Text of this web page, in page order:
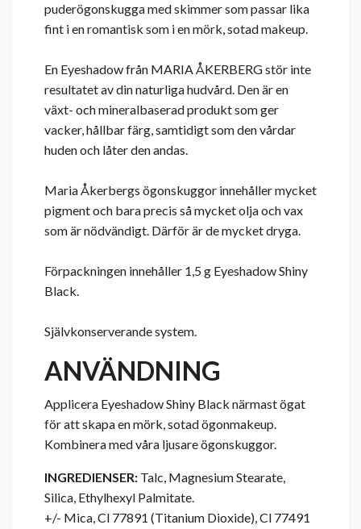
puderögonskugga med skimmer som passar lika
fint i en romantisk som i en mörk, sotad makeup.
En Eyeshadow från MARIA ÅKERBERG stör inte
resultatet av din naturliga hudvård. Den är en
växt- och mineralbaserad produkt som ger
vacker, hållbar färg, samtidigt som den vårdar
huden och låter den andas.
Maria Åkerbergs ögonskuggor innehåller mycket
pigment och bara precis så mycket olja och vax
som är nödvändigt. Därför är de mycket dryga.
Förpackningen innehåller 1,5 g Eyeshadow Shiny
Black.
Självkonserverande system.
ANVÄNDNING
Applicera Eyeshadow Shiny Black närmast ögat
för att skapa en mörk, sotad ögonmakeup.
Kombinera med våra ljusare ögonskuggor.
INGREDIENSER: Talc, Magnesium Stearate,
Silica, Ethylhexyl Palmitate.
+/- Mica, Cl 77891 (Titanium Dioxide), Cl 77491